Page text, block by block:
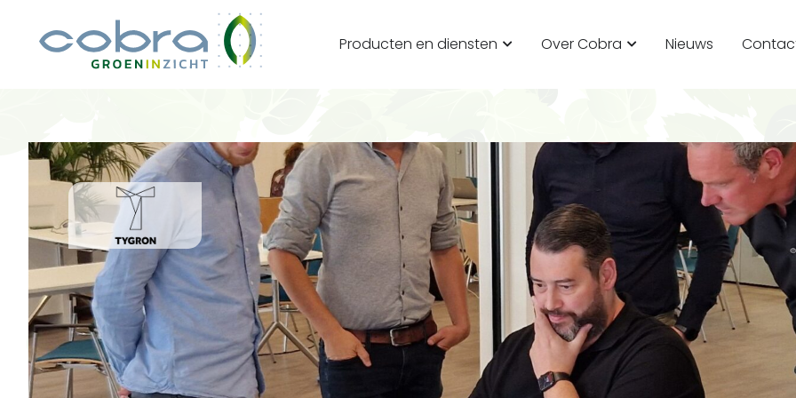
Producten en diensten Over Cobra Nieuws